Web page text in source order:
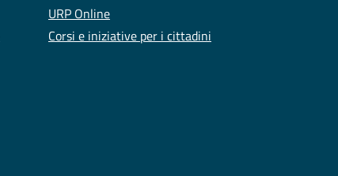
URP Online
Corsi e iniziative per i cittadini